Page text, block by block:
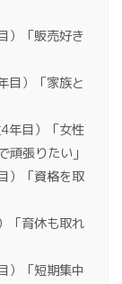
）「販売好き
目）「家族と
年目）「女性
頑張りたい」
）「資格を取
「育休も取れ
）「短期集中